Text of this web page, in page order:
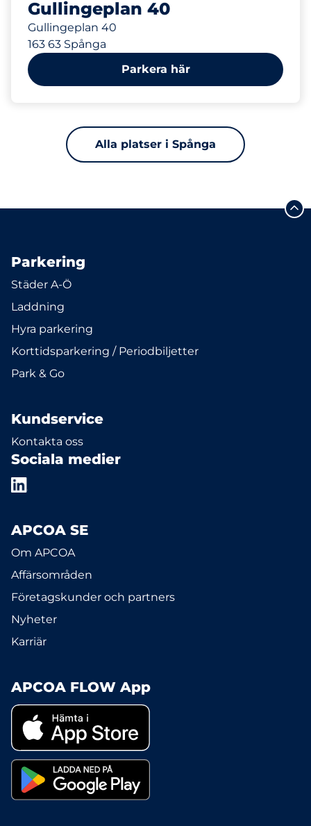
Gullingeplan 40
Gullingeplan 40
163 63 Spånga
Parkera här
Alla platser i Spånga
Parkering
Städer A-Ö
Laddning
Hyra parkering
Korttidsparkering / Periodbiljetter
Park & Go
Kundservice
Kontakta oss
Sociala medier
APCOA SE
Om APCOA
Affärsområden
Företagskunder och partners
Nyheter
Karriär
APCOA FLOW App